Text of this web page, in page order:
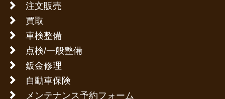
注文販売
買取
車検整備
点検/一般整備
鈑金修理
自動車保険
メンテナンス予約フォーム